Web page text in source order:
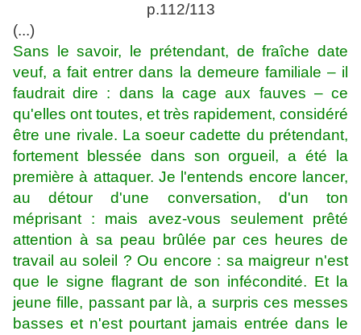
p.112/113
(...)
Sans le savoir, le prétendant, de fraîche date
veuf, a fait entrer dans la demeure familiale – il
faudrait dire : dans la cage aux fauves – ce
qu'elles ont toutes, et très rapidement, considéré
être une rivale. La soeur cadette du prétendant,
fortement blessée dans son orgueil, a été la
première à attaquer. Je l'entends encore lancer,
au détour d'une conversation, d'un ton
méprisant : mais avez-vous seulement prêté
attention à sa peau brûlée par ces heures de
travail au soleil ? Ou encore : sa maigreur n'est
que le signe flagrant de son infécondité. Et la
jeune fille, passant par là, a surpris ces messes
basses et n'est pourtant jamais entrée dans le